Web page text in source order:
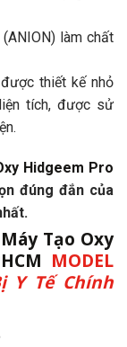
làm chất
thiết kế nhỏ
tích, được sử
Hidgeem Pro
đúng đắn của
Tạo Oxy
MODEL
Y Tế Chính